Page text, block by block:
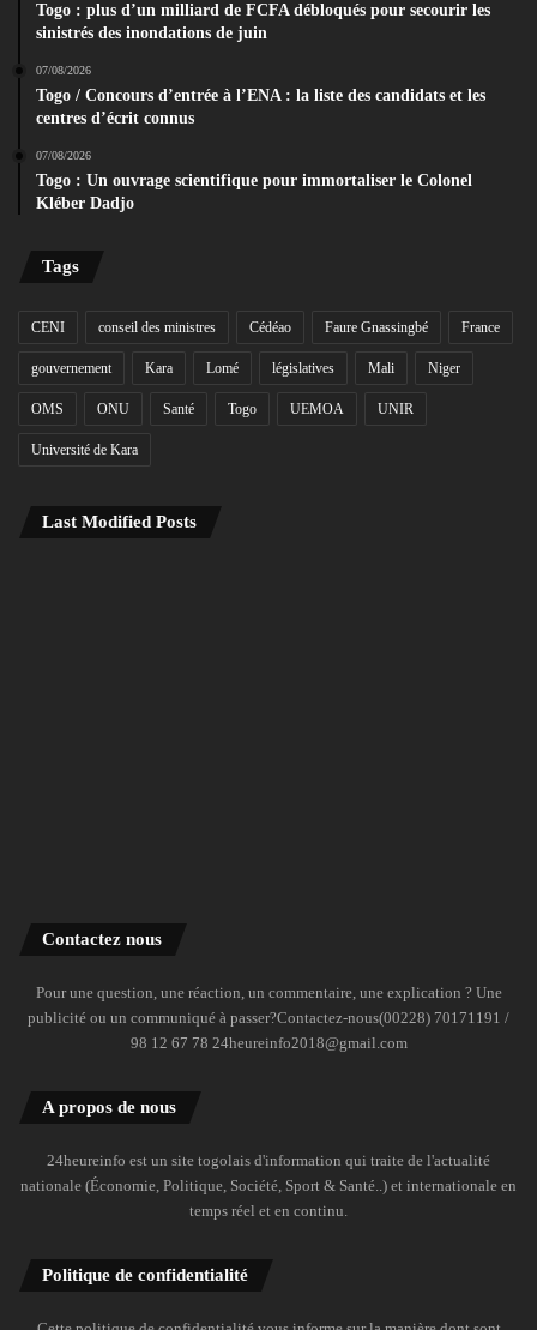
Togo : plus d’un milliard de FCFA débloqués pour secourir les
sinistrés des inondations de juin
07/08/2026
Togo / Concours d’entrée à l’ENA : la liste des candidats et les
centres d’écrit connus
07/08/2026
Togo : Un ouvrage scientifique pour immortaliser le Colonel
Kléber Dadjo
Tags
CENI conseil des ministres Cédéao Faure Gnassingbé France
gouvernement Kara Lomé législatives Mali Niger
OMS ONU Santé Togo UEMOA UNIR
Université de Kara
Last Modified Posts
Contactez nous
Pour une question, une réaction, un commentaire, une explication ? Une
publicité ou un communiqué à passer?Contactez-nous(00228) 70171191 /
98 12 67 78 24heureinfo2018@gmail.com
A propos de nous
24heureinfo est un site togolais d'information qui traite de l'actualité
nationale (Économie, Politique, Société, Sport & Santé..) et internationale en
temps réel et en continu.
Politique de confidentialité